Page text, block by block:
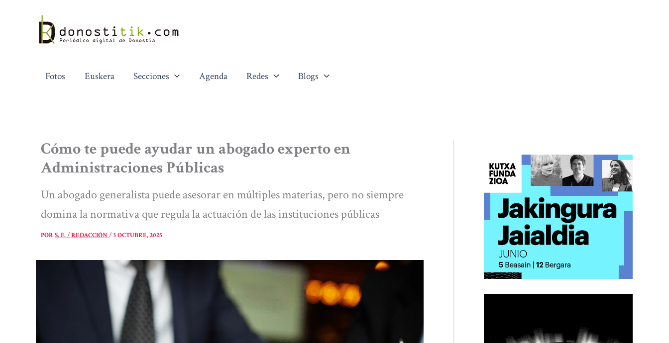
contenido
Fotos Euskera Secciones Agenda Redes Blogs
Cómo te puede ayudar un abogado experto en
Administraciones Públicas
Un abogado generalista puede asesorar en múltiples materias, pero no siempre
domina la normativa que regula la actuación de las instituciones públicas
PORS. F. / REDACCIÓN/3 OCTUBRE, 2025